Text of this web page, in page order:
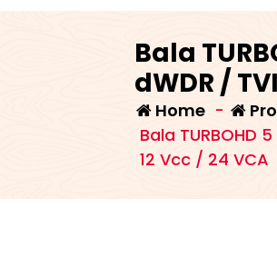
Bala
dWDR /
Home -
Bala TURBOHD
12 Vcc / 24 VCA